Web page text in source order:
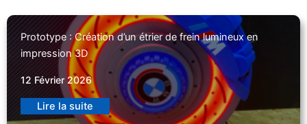
Prototype : Création d’un étrier de frein lumineux en
impression 3D
12 Février 2026
Lire la suite